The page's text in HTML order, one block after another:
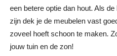
een betere optie dan hout. Als
zijn dek je de meubelen vast
zoveel hoeft schoon te maken.
jouw tuin en de zon!